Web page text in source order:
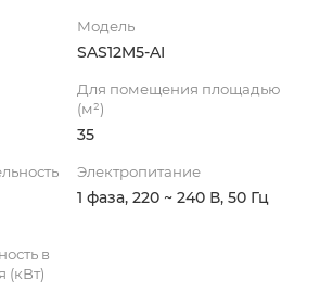
Модель
SAS12M5-AI
Для помещения площадью
(м²)
35
Электропитание
1 фаза, 220 ~ 240 В, 50 Гц
в
(кВт)